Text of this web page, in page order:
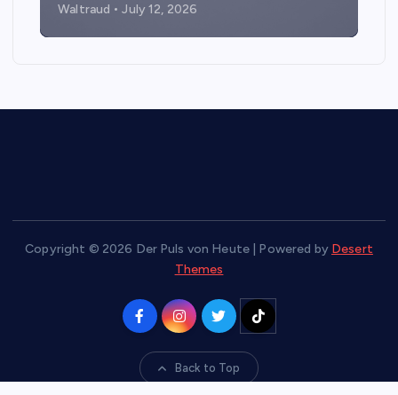
Waltraud July 12, 2026
Copyright © 2026 Der Puls von Heute | Powered by Desert
Themes
Back to Top